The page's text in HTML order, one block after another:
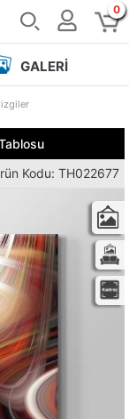
0
GALERI
Kodu: TH022677